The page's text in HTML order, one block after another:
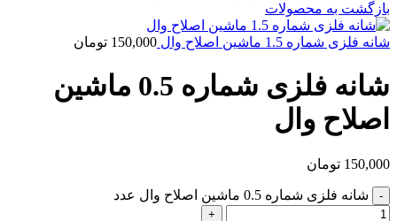
بازگشت به محصولات
شانه فلزی شماره 1.5 ماشین اصلاح وال 150,000 تومان
شانه فلزی شماره 0.5 ماشین
اصلاح وال
150,000 تومان
شانه فلزی شماره 0.5 ماشین اصلاح وال عدد